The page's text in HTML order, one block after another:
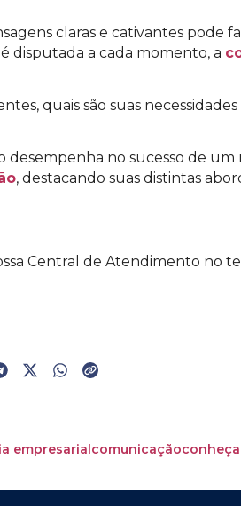
claras e cativantes pode
disputada a cada momento, a
quais são suas necessidades
no sucesso de um
, destacando suas distintas
Central de Atendimento no
empresarialcomunicação